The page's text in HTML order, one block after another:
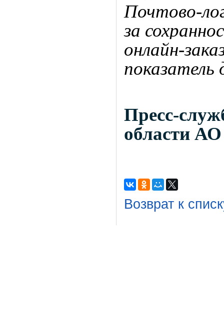
Почтово-
за
онлайн-
Пресс-
области
Возврат к